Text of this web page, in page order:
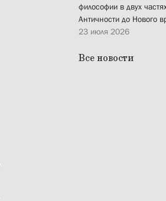
философии в двух
Античности до Нового
23 июля 2026
Все новости